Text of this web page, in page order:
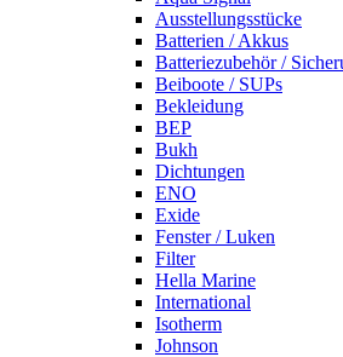
Ausstellungsstücke
Batterien / Akkus
Batteriezubehör /
Beiboote / SUPs
Bekleidung
BEP
Bukh
Dichtungen
ENO
Exide
Fenster / Luken
Filter
Hella Marine
International
Isotherm
Johnson